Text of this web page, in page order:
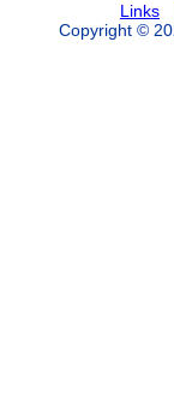
Links
Copyright ©